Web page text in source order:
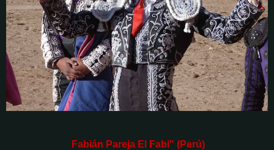
Fabián Pareja El Fabi" (Perú)